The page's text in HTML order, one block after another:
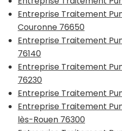
Entreprise Traitement
Couronne 76650
Entreprise Traitement
76140
Entreprise Traitement
76230
Entreprise Traitement
Entreprise Traitement
lès-Rouen 76300